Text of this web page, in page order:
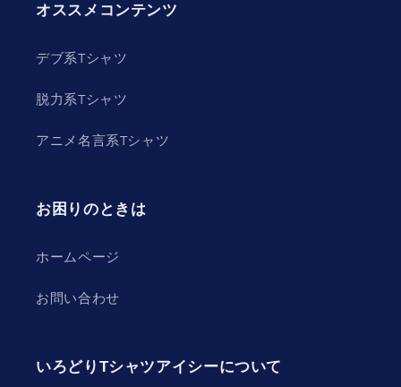
オススメコンテンツ
デブ系Tシャツ
脱力系Tシャツ
アニメ名言系Tシャツ
お困りのときは
ホームページ
お問い合わせ
いろどりTシャツアイシーについて